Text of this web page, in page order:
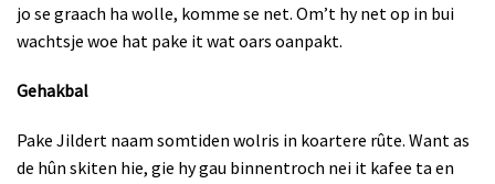
jo se graach ha wolle, komme se net. Om’t hy net op in bui
wachtsje woe hat pake it wat oars oanpakt.
Gehakbal
Pake Jildert naam somtiden wolris in koartere rûte. Want as
de hûn skiten hie, gie hy gau binnentroch nei it kafee ta en